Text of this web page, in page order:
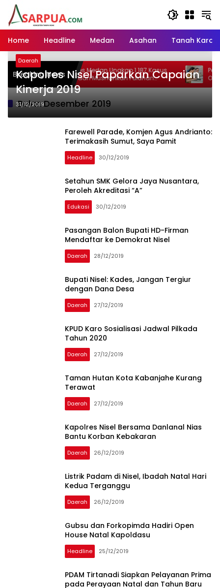
Langsung
konten
Home
Headline Medan Asahan Tanah Karo
Breaking News
Medan Ungkap 1.187 Kasus
dan Musnahkan Puluhan
Barang Bukti
Pemprovsu Perkuat
Optimalkan
Nomor 2 Tahun 2026
Bulan:Desember 2019
Daerah
Kapolres Nisel Paparkan Capaian
Kinerja 2019
31/12/2019
Farewell Parade, Komjen Agus Andrianto:
Terimakasih Sumut, Saya Pamit
Headline 30/12/2019
Setahun SMK Gelora Jaya Nusantara,
Peroleh Akreditasi “A”
Edukasi 30/12/2019
Pasangan Balon Bupati HD-Firman
Mendaftar ke Demokrat Nisel
Daerah 28/12/2019
Bupati Nisel: Kades, Jangan Tergiur
dengan Dana Desa
Daerah 27/12/2019
KPUD Karo Sosialisasi Jadwal Pilkada
Tahun 2020
Daerah 27/12/2019
Taman Hutan Kota Kabanjahe Kurang
Terawat
Daerah 27/12/2019
Kapolres Nisel Bersama Danlanal Nias
Bantu Korban Kebakaran
Daerah 26/12/2019
Listrik Padam di Nisel, Ibadah Natal Hari
Kedua Terganggu
Daerah 26/12/2019
Gubsu dan Forkopimda Hadiri Open
House Natal Kapoldasu
Headline 25/12/2019
PDAM Tirtanadi Siapkan Pelayanan Prima
pada Perayaan Natal dan Tahun Baru